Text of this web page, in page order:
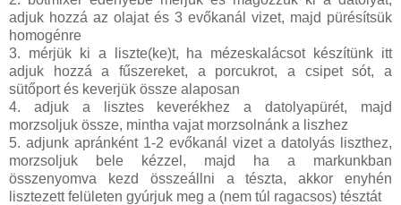
adjuk hozzá az olajat és 3 evőkanál vizet, majd pürésítsük
homogénre
3. mérjük ki a liszte(ke)t, ha mézeskalácsot készítünk itt
adjuk hozzá a fűszereket, a porcukrot, a csipet sót, a
sütőport és keverjük össze alaposan
4. adjuk a lisztes keverékhez a datolyapürét, majd
morzsoljuk össze, mintha vajat morzsolnánk a liszhez
5. adjunk apránként 1-2 evőkanál vizet a datolyás liszthez,
morzsoljuk bele kézzel, majd ha a markunkban
összenyomva kezd összeállni a tészta, akkor enyhén
lisztezett felületen gyúrjuk meg a (nem túl ragacsos) tésztát